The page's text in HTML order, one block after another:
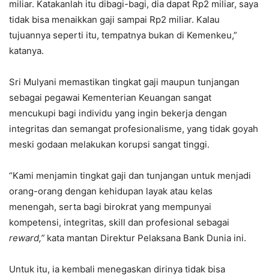
miliar. Katakanlah itu dibagi-bagi, dia dapat Rp2 miliar, saya
tidak bisa menaikkan gaji sampai Rp2 miliar. Kalau
tujuannya seperti itu, tempatnya bukan di Kemenkeu,”
katanya.
Sri Mulyani memastikan tingkat gaji maupun tunjangan
sebagai pegawai Kementerian Keuangan sangat
mencukupi bagi individu yang ingin bekerja dengan
integritas dan semangat profesionalisme, yang tidak goyah
meski godaan melakukan korupsi sangat tinggi.
“Kami menjamin tingkat gaji dan tunjangan untuk menjadi
orang-orang dengan kehidupan layak atau kelas
menengah, serta bagi birokrat yang mempunyai
kompetensi, integritas, skill dan profesional sebagai
reward,” kata mantan Direktur Pelaksana Bank Dunia ini.
Untuk itu, ia kembali menegaskan dirinya tidak bisa